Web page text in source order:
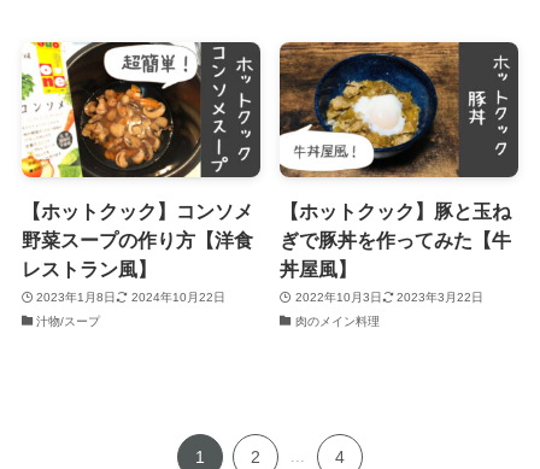
【ホットクック】コンソメ
野菜スープの作り方【洋食
レストラン風】
2023年1月8日
2024年10月22日
汁物/スープ
【ホットクック】豚と玉ね
ぎで豚丼を作ってみた【牛
丼屋風】
2022年10月3日
2023年3月22日
肉のメイン料理
1 2 ... 4